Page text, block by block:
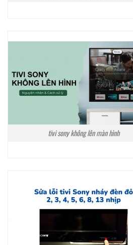
tivi sony không lên màn hình